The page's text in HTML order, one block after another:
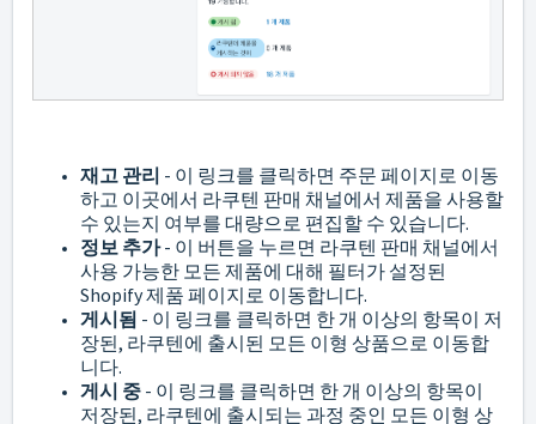
재고 관리 - 이 링크를 클릭하면 주문 페이지로 이동
하고 이곳에서 라쿠텐 판매 채널에서 제품을 사용할
수 있는지 여부를 대량으로 편집할 수 있습니다.
정보 추가- 이 버튼을 누르면 라쿠텐 판매 채널에서
사용 가능한 모든 제품에 대해 필터가 설정된
Shopify 제품 페이지로 이동합니다.
게시됨 - 이 링크를 클릭하면 한 개 이상의 항목이 저
장된, 라쿠텐에 출시된 모든 이형 상품으로 이동합
니다.
게시 중 - 이 링크를 클릭하면 한 개 이상의 항목이
저장된, 라쿠텐에 출시되는 과정 중인 모든 이형 상